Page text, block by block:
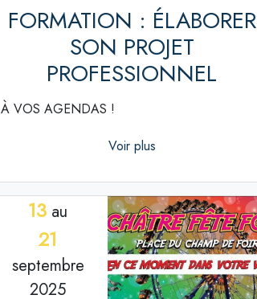
FORMATION : ÉLABORER
SON PROJET
PROFESSIONNEL
À VOS AGENDAS !
Voir plus
13 au
21
septembre
2025